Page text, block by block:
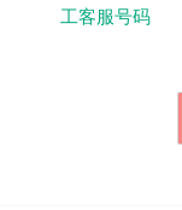
工客服号码